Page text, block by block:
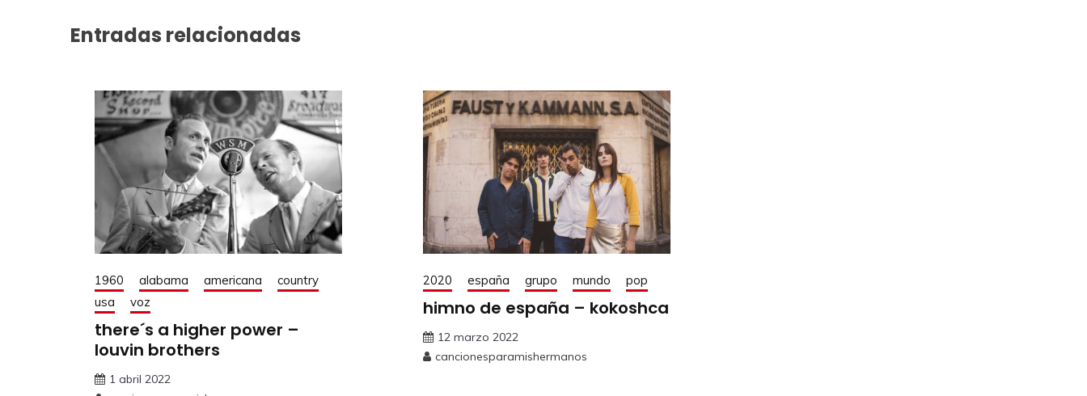
Entradas relacionadas
1960 alabama americana
country
usa
voz
there´s a higher power –
louvin brothers
1 abril 2022
2020 españa grupo mundo pop
himno de españa – kokoshca
12 marzo 2022
cancionesparamishermanos